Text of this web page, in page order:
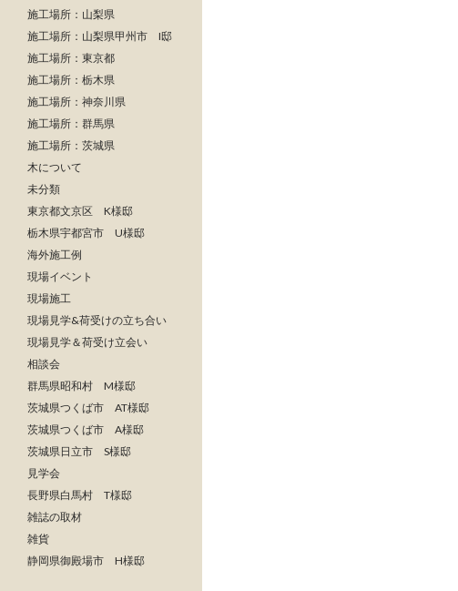
施工場所：山梨県
施工場所：山梨県甲州市 I邸
施工場所：東京都
施工場所：栃木県
施工場所：神奈川県
施工場所：群馬県
施工場所：茨城県
木について
未分類
東京都文京区 K様邸
栃木県宇都宮市 U様邸
海外施工例
現場イベント
現場施工
現場見学&荷受けの立ち合い
現場見学＆荷受け立会い
相談会
群馬県昭和村 M様邸
茨城県つくば市 AT様邸
茨城県つくば市 A様邸
茨城県日立市 S様邸
見学会
長野県白馬村 T様邸
雑誌の取材
雑貨
静岡県御殿場市 H様邸